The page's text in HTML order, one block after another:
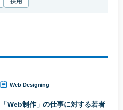
採用
Web Designing
「Web制作」の仕事に対する若者